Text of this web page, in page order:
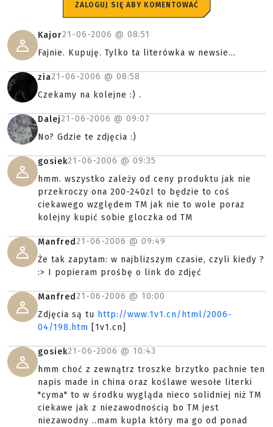
ZALOGUJ SIĘ ABY KOMENTOWAĆ
Kajor21-06-2006 @ 08:51
Fajnie. Kupuję. Tylko ta literówka w newsie...
zia21-06-2006 @ 08:58
Czekamy na kolejne :) .
Dalej21-06-2006 @ 09:07
No? Gdzie te zdjęcia :)
gosiek21-06-2006 @ 09:35
hmm. wszystko zależy od ceny produktu jak nie
przekroczy ona 200-240zl to będzie to coś
ciekawego względem TM jak nie to wole poraz
kolejny kupić sobie gloczka od TM
Manfred21-06-2006 @ 09:49
Że tak zapytam: w najblizszym czasie, czyli kiedy ?
:> I popieram prośbę o link do zdjęć
Manfred21-06-2006 @ 10:00
Zdjęcia są tu http://www.1v1.cn/html/2006-
04/198.htm [1v1.cn]
gosiek21-06-2006 @ 10:43
hmm choć z zewnątrz troszke brzytko pachnie ten
napis made in china oraz koślawe wesołe literki
"cyma" to w środku wygląda nieco solidniej niż TM
ciekawe jak z niezawodnością bo TM jest
niezawodny ..mam kupla który ma go od ponad